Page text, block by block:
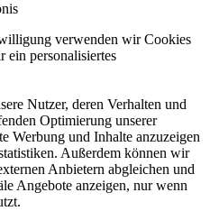
verwenden wir Cookies
ein personalisiertes
Nutzer, deren Verhalten und
Optimierung unserer
Werbung und Inhalte anzuzeigen
Außerdem können wir
Anbietern abgleichen und
Angebote anzeigen, nur wenn